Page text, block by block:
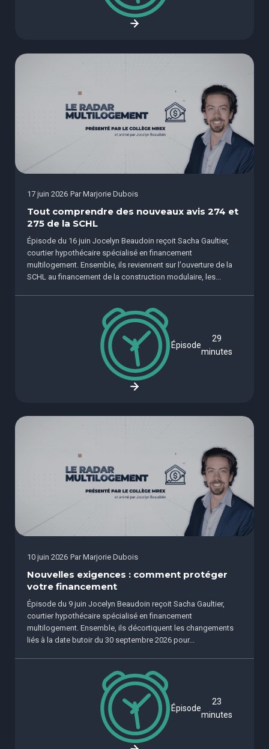
17 juin 2026 Par Marjorie Dubois
Tout comprendre des nouveaux avis 274 et
275 de la SCHL
Épisode du 16 juin Jocelyn Beaudoin reçoit Sacha Gaultier,
courtier hypothécaire spécialisé en financement
multilogement. Ensemble, ils reviennent sur l'ouverture de la
SCHL au financement de la construction modulaire, les...
Épisode
29
minutes
10 juin 2026 Par Marjorie Dubois
Nouvelles exigences : comment protéger
votre financement
Épisode du 9 juin Jocelyn Beaudoin reçoit Sacha Gaultier,
courtier hypothécaire spécialisé en financement
multilogement. Ensemble, ils décortiquent les changements
liés à la date butoir du 30 septembre 2026 pour...
Épisode
23
minutes